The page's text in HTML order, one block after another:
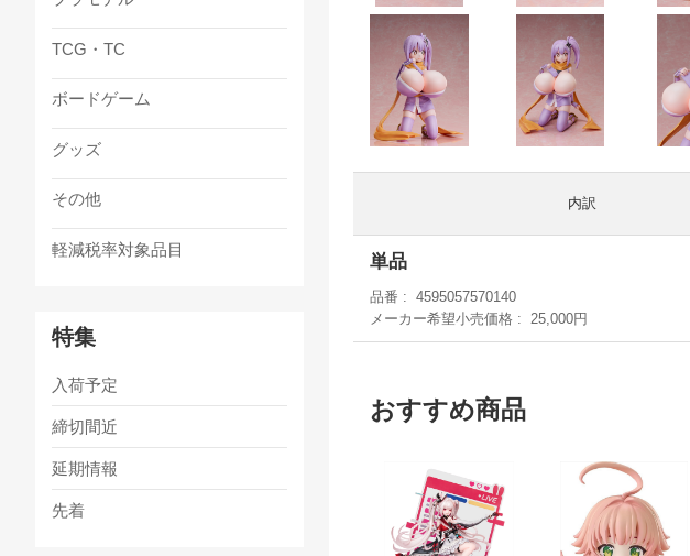
内訳
単品
品番
4595057570140
メーカー希望小売価格
25,000円
おすすめ商品
TCG・TC
ボードゲーム
グッズ
その他
軽減税率対象品目
特集
入荷予定
締切間近
延期情報
先着